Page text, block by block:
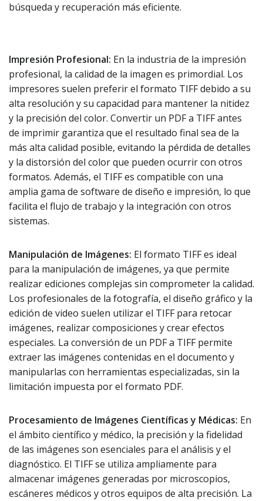
búsqueda y recuperación más eficiente.
Impresión Profesional: En la industria de la impresión
profesional, la calidad de la imagen es primordial. Los
impresores suelen preferir el formato TIFF debido a su
alta resolución y su capacidad para mantener la nitidez
y la precisión del color. Convertir un PDF a TIFF antes
de imprimir garantiza que el resultado final sea de la
más alta calidad posible, evitando la pérdida de detalles
y la distorsión del color que pueden ocurrir con otros
formatos. Además, el TIFF es compatible con una
amplia gama de software de diseño e impresión, lo que
facilita el flujo de trabajo y la integración con otros
sistemas.
Manipulación de Imágenes: El formato TIFF es ideal
para la manipulación de imágenes, ya que permite
realizar ediciones complejas sin comprometer la calidad.
Los profesionales de la fotografía, el diseño gráfico y la
edición de video suelen utilizar el TIFF para retocar
imágenes, realizar composiciones y crear efectos
especiales. La conversión de un PDF a TIFF permite
extraer las imágenes contenidas en el documento y
manipularlas con herramientas especializadas, sin la
limitación impuesta por el formato PDF.
Procesamiento de Imágenes Científicas y Médicas: En
el ámbito científico y médico, la precisión y la fidelidad
de las imágenes son esenciales para el análisis y el
diagnóstico. El TIFF se utiliza ampliamente para
almacenar imágenes generadas por microscopios,
escáneres médicos y otros equipos de alta precisión. La